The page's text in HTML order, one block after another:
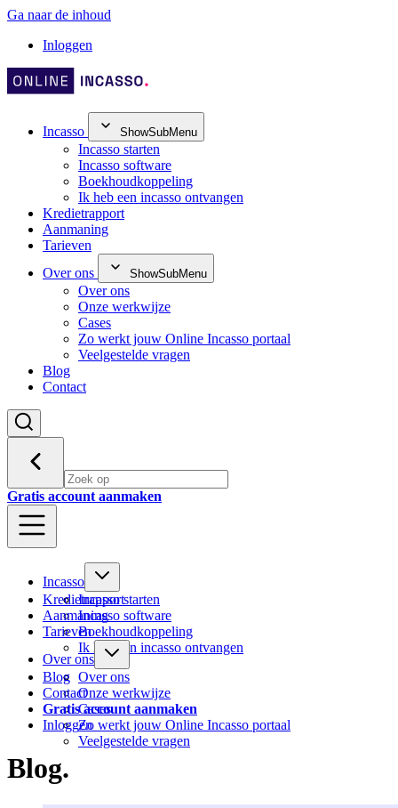
Ga naar de inhoud
Inloggen
Incasso ShowSubMenu
Incasso starten
Incasso software
Boekhoudkoppeling
Ik heb een incasso ontvangen
Kredietrapport
Aanmaning
Tarieven
Over ons
ShowSubMenu
Over ons
Onze werkwijze
Cases
Zo werkt jouw Online Incasso portaal
Veelgestelde vragen
Blog
Contact
Gratis account aanmaken
Incasso
Incasso starten
Incasso software
Boekhoudkoppeling
Ik heb een incasso ontvangen
Kredietrapport
Aanmaning
Tarieven
Over ons
Over ons
Onze werkwijze
Cases
Zo werkt jouw Online Incasso portaal
Veelgestelde vragen
Blog
Contact
Gratis account aanmaken
Inloggen
Blog.